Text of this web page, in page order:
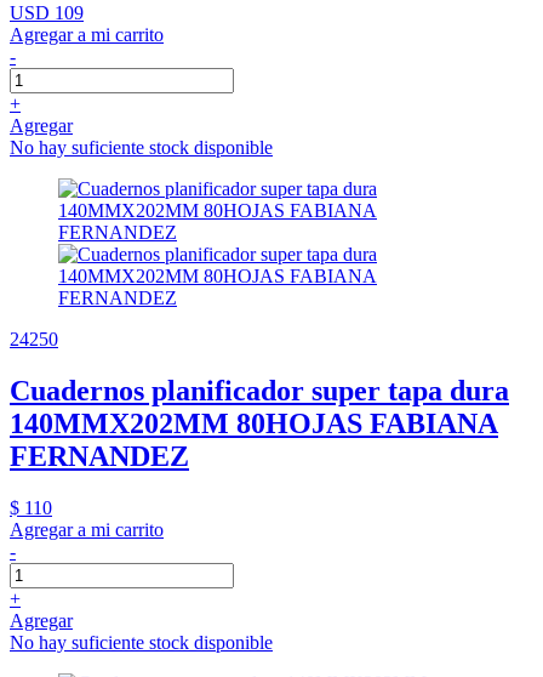
USD 109
Agregar a mi carrito
-
+
Agregar
No hay suficiente stock disponible
24250
Cuadernos planificador super tapa dura
140MMX202MM 80HOJAS FABIANA
FERNANDEZ
$ 110
Agregar a mi carrito
-
+
Agregar
No hay suficiente stock disponible